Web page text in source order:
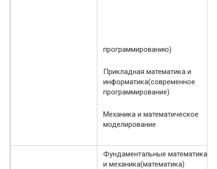
программированию)
Прикладная математика и
информатика(современное
программирование)
Механика и математическое
моделирование
Фундаментальные математика
и механика(математика)